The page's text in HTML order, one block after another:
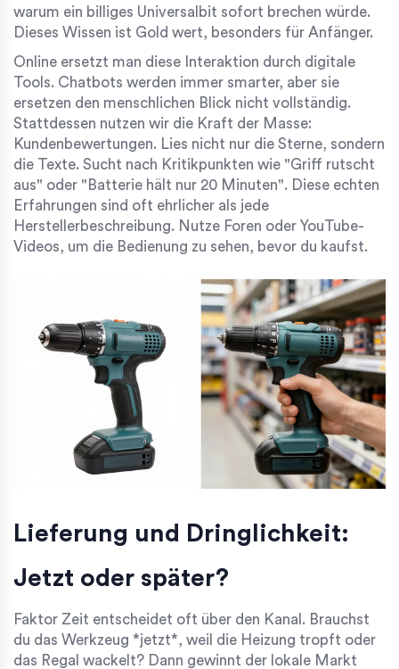
warum ein billiges Universalbit sofort brechen würde.
Dieses Wissen ist Gold wert, besonders für Anfänger.
Online ersetzt man diese Interaktion durch digitale
Tools. Chatbots werden immer smarter, aber sie
ersetzen den menschlichen Blick nicht vollständig.
Stattdessen nutzen wir die Kraft der Masse:
Kundenbewertungen. Lies nicht nur die Sterne, sondern
die Texte. Sucht nach Kritikpunkten wie "Griff rutscht
aus" oder "Batterie hält nur 20 Minuten". Diese echten
Erfahrungen sind oft ehrlicher als jede
Herstellerbeschreibung. Nutze Foren oder YouTube-
Videos, um die Bedienung zu sehen, bevor du kaufst.
Lieferung und Dringlichkeit:
Jetzt oder später?
Faktor Zeit entscheidet oft über den Kanal. Brauchst
du das Werkzeug *jetzt*, weil die Heizung tropft oder
das Regal wackelt? Dann gewinnt der lokale Markt